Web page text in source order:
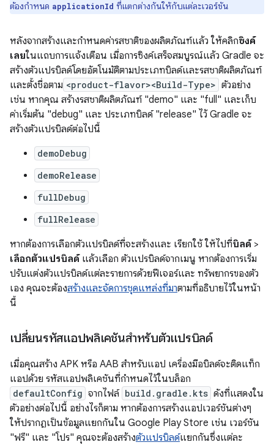
ต้องกำหนด applicationId ที่แตกต่างกันให้กับแต่ละเวอร์ชัน
หลังจากสร้างและกำหนดค่ารสชาติของผลิตภัณฑ์แล้ว ให้คลิกซิงค์
เลยในแถบการแจ้งเตือน เมื่อการซิงค์เสร็จสมบูรณ์แล้ว Gradle จะ
สร้างตัวแปรบิลด์โดยอัตโนมัติตามประเภทบิลด์และรสชาติผลิตภัณฑ์
และตั้งชื่อตาม <product-flavor><Build-Type> ตัวอย่าง
เช่น หากคุณ สร้างรสชาติผลิตภัณฑ์ "demo" และ "full" และเก็บ
ค่าเริ่มต้น "debug" และ ประเภทบิลด์ "release" ไว้ Gradle จะ
สร้างตัวแปรบิลด์ต่อไปนี้
demoDebug
demoRelease
fullDebug
fullRelease
หากต้องการเลือกตัวแปรบิลด์ที่จะสร้างและ เรียกใช้ ให้ไปที่บิลด์>
เลือกตัวแปรบิลด์แล้วเลือก ตัวแปรบิลด์จากเมนู หากต้องการเริ่ม
ปรับแต่งตัวแปรบิลด์แต่ละรายการด้วยฟีเจอร์และ ทรัพยากรของตัว
เอง คุณจะต้องสร้างและจัดการชุดแหล่งที่มาตามที่อธิบายไว้ในหน้า
นี้
เปลี่ยนรหัสแอปพลิเคชันสำหรับตัวแปรบิลด์
เมื่อคุณสร้าง APK หรือ AAB สำหรับแอป เครื่องมือบิลด์จะติดแท็ก
แอปด้วย รหัสแอปพลิเคชันที่กำหนดไว้ในบล็อก
defaultConfig จากไฟล์ build.gradle.kts ดังที่แสดงใน
ตัวอย่างต่อไปนี้ อย่างไรก็ตาม หากต้องการสร้างแอปเวอร์ชันต่างๆ
ให้ปรากฏเป็นข้อมูลแยกกันใน Google Play Store เช่น เวอร์ชัน
"ฟรี" และ "โปร" คุณจะต้องสร้างตัวแปรบิลด์แยกกันซึ่งแต่ละ